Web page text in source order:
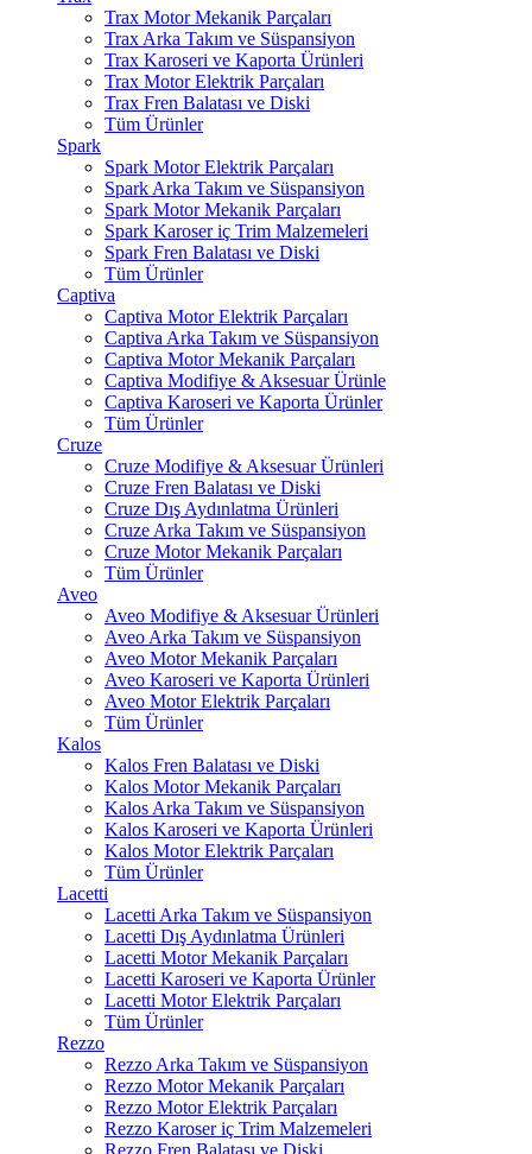
Trax Motor Mekanik Parçaları
Trax Arka Takım ve Süspansiyon
Trax Karoseri ve Kaporta Ürünleri
Trax Motor Elektrik Parçaları
Trax Fren Balatası ve Diski
Tüm Ürünler
Spark
Spark Motor Elektrik Parçaları
Spark Arka Takım ve Süspansiyon
Spark Motor Mekanik Parçaları
Spark Karoser iç Trim Malzemeleri
Spark Fren Balatası ve Diski
Tüm Ürünler
Captiva
Captiva Motor Elektrik Parçaları
Captiva Arka Takım ve Süspansiyon
Captiva Motor Mekanik Parçaları
Captiva Modifiye & Aksesuar Ürünle
Captiva Karoseri ve Kaporta Ürünler
Tüm Ürünler
Cruze
Cruze Modifiye & Aksesuar Ürünleri
Cruze Fren Balatası ve Diski
Cruze Dış Aydınlatma Ürünleri
Cruze Arka Takım ve Süspansiyon
Cruze Motor Mekanik Parçaları
Tüm Ürünler
Aveo
Aveo Modifiye & Aksesuar Ürünleri
Aveo Arka Takım ve Süspansiyon
Aveo Motor Mekanik Parçaları
Aveo Karoseri ve Kaporta Ürünleri
Aveo Motor Elektrik Parçaları
Tüm Ürünler
Kalos
Kalos Fren Balatası ve Diski
Kalos Motor Mekanik Parçaları
Kalos Arka Takım ve Süspansiyon
Kalos Karoseri ve Kaporta Ürünleri
Kalos Motor Elektrik Parçaları
Tüm Ürünler
Lacetti
Lacetti Arka Takım ve Süspansiyon
Lacetti Dış Aydınlatma Ürünleri
Lacetti Motor Mekanik Parçaları
Lacetti Karoseri ve Kaporta Ürünler
Lacetti Motor Elektrik Parçaları
Tüm Ürünler
Rezzo
Rezzo Arka Takım ve Süspansiyon
Rezzo Motor Mekanik Parçaları
Rezzo Motor Elektrik Parçaları
Rezzo Karoser iç Trim Malzemeleri
Rezzo Fren Balatası ve Diski